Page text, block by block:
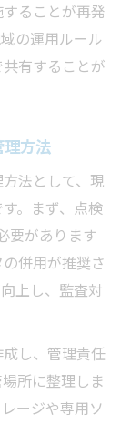
ることが再発
の運用ルール
有することが
方法
法として、現
。まず、点検
要があります
併用が推奨さ
上し、監査対
し、管理責任
所に整理しま
ージや専用ソ